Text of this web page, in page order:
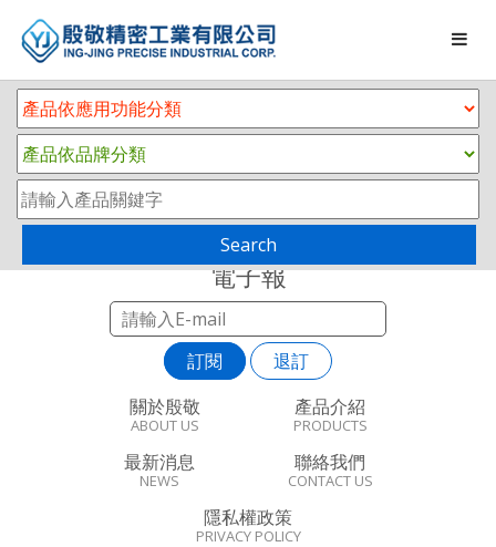
Search
關於殷敬
ABOUT US
產品介紹
PRODUCTS
最新消息
NEWS
聯絡我們
CONTACT US
隱私權政策
PRIVACY POLICY
電子報
訂閱 退訂